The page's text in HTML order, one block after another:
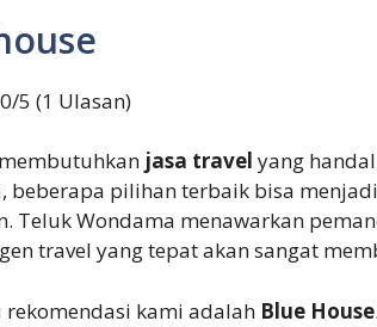
5 (1 Ulasan)
jasa travel yang
beberapa pilihan terbaik bisa
Teluk Wondama menawarkan
travel yang tepat akan sangat
rekomendasi kami adalah Blue House